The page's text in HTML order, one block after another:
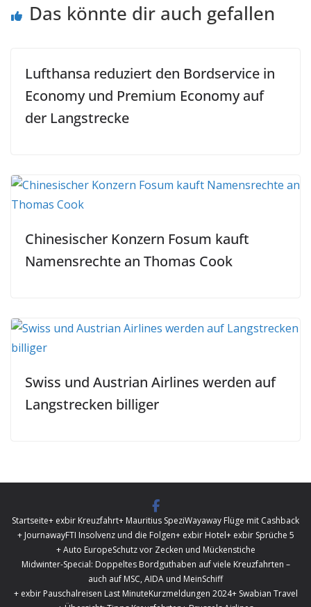
Das könnte dir auch gefallen
Lufthansa reduziert den Bordservice in
Economy und Premium Economy auf
der Langstrecke
Chinesischer Konzern Fosum kauft
Namensrechte an Thomas Cook
Swiss und Austrian Airlines werden auf
Langstrecken billiger
Startseite+ exbir Kreuzfahrt+ Mauritius SpeziWayaway Flüge mit Cashback
+ JournawayFTI Insolvenz und die Folgen+ exbir Hotel+ exbir Sprüche 5
+ Auto EuropeSchutz vor Zecken und Mückenstiche
Midwinter-Special: Doppeltes Bordguthaben auf viele Kreuzfahrten –
auch auf MSC, AIDA und MeinSchiff
+ exbir Pauschalreisen Last MinuteKurzmeldungen 2024+ Swabian Travel